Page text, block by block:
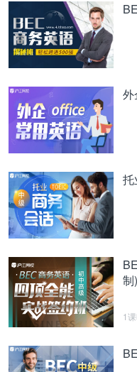
在积极备考BEC考试
自身商务英语技能，
如：商业英文文书撰
组讨论等。（from
4、BEC考试难度
BEC分为BEC
低至高三个级别。
每个级别又细分了3个
表：
如果你对雅思成绩没
英语考试和BEC的难度
CET4约等于BEC初
专四）＜BEC高＜
更细的比较，详见下
托
制)
1